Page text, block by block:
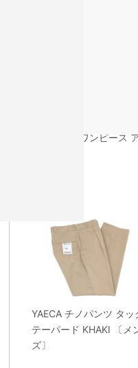
ースリーブワンピース
YAECA チノパンツ タッ
テーパード KHAKI 〔メ
ズ〕